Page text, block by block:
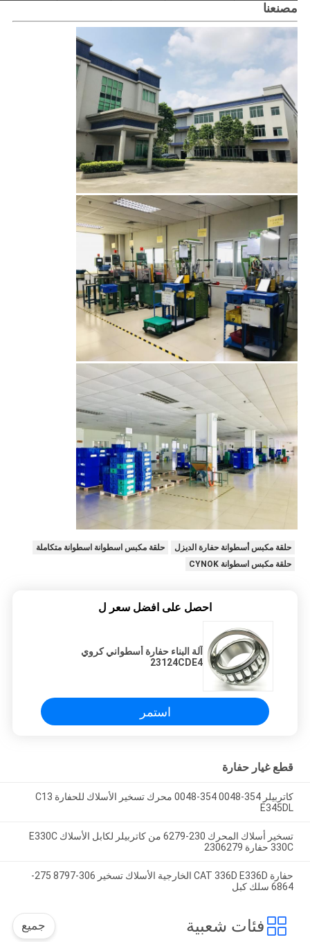
مصنعنا
حلقة مكبس أسطوانة حفارة الديزل
حلقة مكبس اسطوانة اسطوانة متكاملة
حلقة مكبس اسطوانة CYNOK
احصل على افضل سعر ل
آلة البناء حفارة أسطواني كروي
23124CDE4
استمر
قطع غيار حفارة
كاتربيلر 354-0048 354-0048 محرك تسخير الأسلاك للحفارة C13
E345DL
تسخير أسلاك المحرك 230-6279 من كاتربيلر لكابل الأسلاك E330C
330C حفارة 2306279
حفارة CAT 336D E336D الخارجية الأسلاك تسخير 306-8797 275-
6864 سلك كبل
فئات شعبية جميع